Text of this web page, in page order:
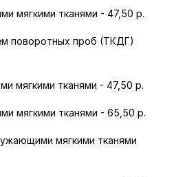
мягкими тканями - 47,50 р.
поворотных проб (ТКДГ)
мягкими тканями - 47,50 р.
мягкими тканями - 65,50 р.
мягкими тканями